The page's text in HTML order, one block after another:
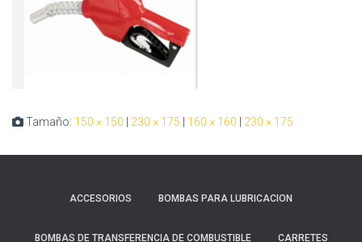
Tamaño: 150 × 150 230 × 175 160 × 160 230 × 175
ACCESORIOS BOMBAS PARA LUBRICACION
BOMBAS DE TRANSFERENCIA DE COMBUSTIBLE CARRETES